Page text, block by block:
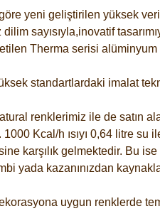
yeni geliştirilen yüksek
sayısıyla,inovatif
Therma serisi
standartlardaki imalat
renklerimiz ile de satın
Kcal/h ısıyı 0,64 litre su
karşılık gelmektedir. Bu
yada kazanınızdan
uygun renklerde